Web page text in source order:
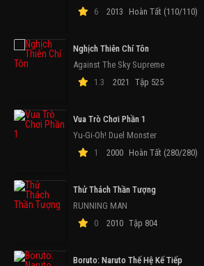
6
2013 Hoàn Tất (110/110)
Nghịch Thiên Chí Tôn
Against The Sky Supreme
1.3
2021 Tập 525
Vua Trò Chơi Phần 1
Yu-Gi-Oh! Duel Monster
1
2000 Hoàn Tất (280/280)
Thử Thách Thần Tượng
RUNNING MAN
0
2010 Tập 804
Boruto: Naruto Thế Hệ Kế Tiếp